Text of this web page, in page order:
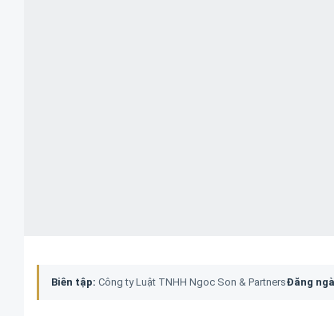
Biên tập: Công ty Luật TNHH Ngoc Son & PartnersĐăng